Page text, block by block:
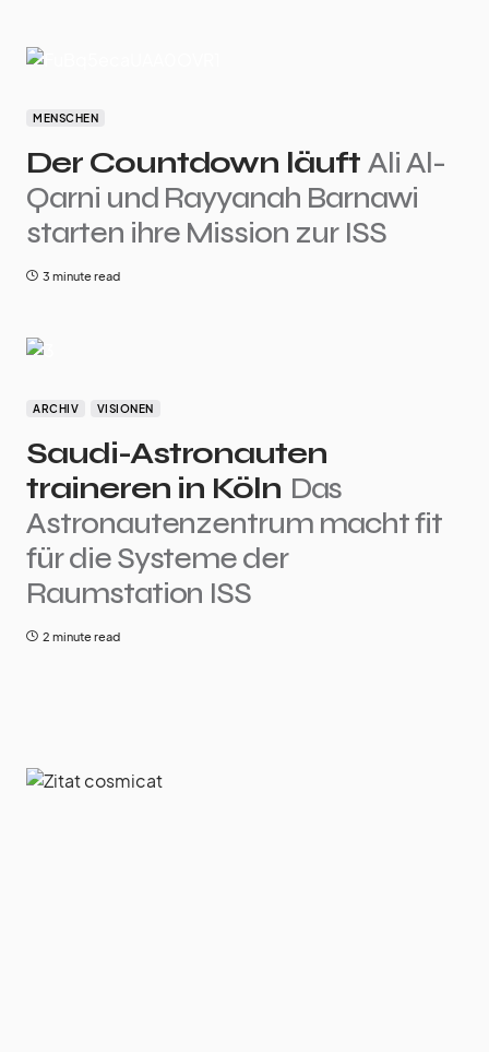
MENSCHEN
Der Countdown läuft Ali Al-
Qarni und Rayyanah Barnawi
starten ihre Mission zur ISS
3 minute read
ARCHIV VISIONEN
Saudi-Astronauten
traineren in Köln Das
Astronautenzentrum macht fit
für die Systeme der
Raumstation ISS
2 minute read